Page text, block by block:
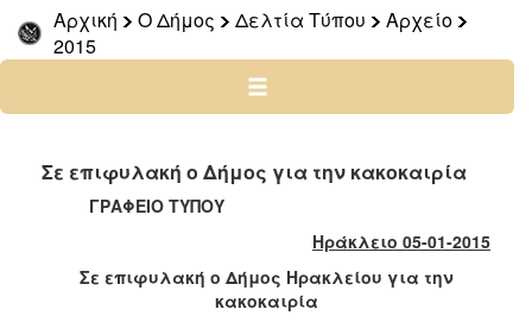
Αρχική Ο Δήμος Δελτία Τύπου
Αρχείο
2015
2026
2025
2022
2021
2019
Σε επιφυλακή ο Δήμος για την κακοκαιρία
ΓΡΑΦΕΙΟ ΤΥΠΟΥ
Ηράκλειο 05-01-2015
Σε επιφυλακή ο Δήμος Ηρακλείου για την
κακοκαιρία